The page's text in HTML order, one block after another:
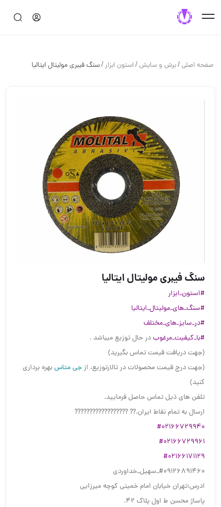
صفحه اصلی/برش و سايش/استون ابزار/سنگ فیبری مولیتال ایتالیا
سنگ فیبری مولیتال ایتالیا
#استون_ابزار
#سنگ_های_مولیتال_ایتالیا
#در_سایز_های_مختلف
#با_کیفیت_مرغوبدر حال توزیع میباشد .
(جهت دریافت قیمت تماس بگیرید)
(جهت درج قیمت محصولات در تالارتوزیع، ازجی متاسبهره برداری
کنید)
تلفن های ذیل تماس حاصل فرمایید.
ارسال به تمام نقاط ایران.?? ??????????????????
#02166729940
#02166729961
#02166171129
‎#09126891460_سهیل_خداوردی
ادرس:تهران خیابان امام خمینی کوچه میرزایی
پاساژ محسن ط اول پلاک ۴۲.